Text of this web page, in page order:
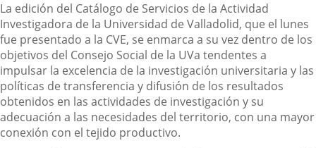
La edición del Catálogo de Servicios de la Actividad
Investigadora de la Universidad de Valladolid, que el lunes
fue presentado a la CVE, se enmarca a su vez dentro de los
objetivos del Consejo Social de la UVa tendentes a
impulsar la excelencia de la investigación universitaria y las
políticas de transferencia y difusión de los resultados
obtenidos en las actividades de investigación y su
adecuación a las necesidades del territorio, con una mayor
conexión con el tejido productivo.